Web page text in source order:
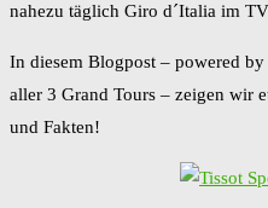
nahezu täglich Giro d´Italia im
In diesem Blogpost – powered by
aller 3 Grand Tours – zeigen wir
und Fakten!